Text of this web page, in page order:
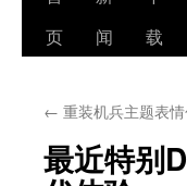
页
闻
载
← 重装机兵主题表情
最近特别